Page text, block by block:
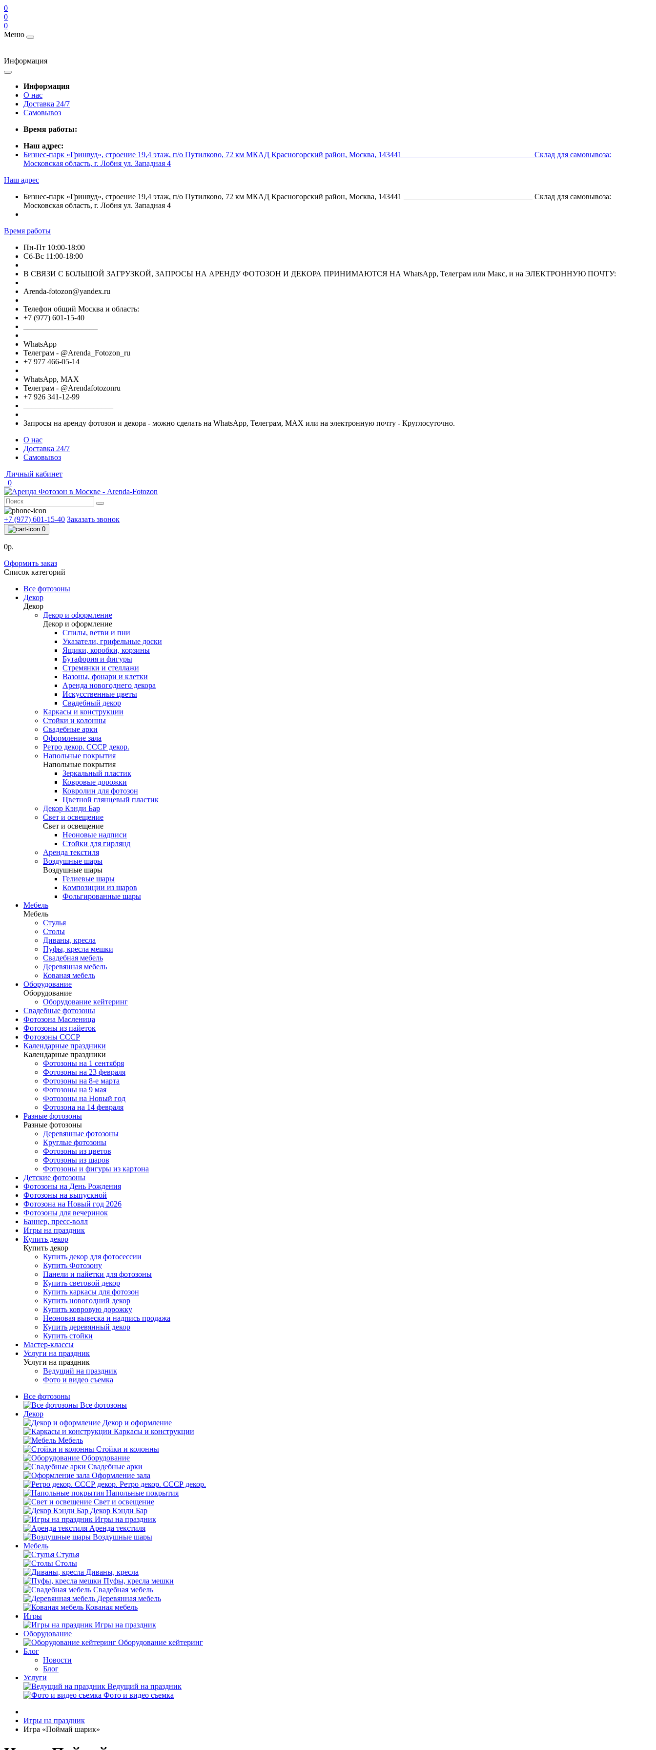
0
0
0
Меню
Информация
Информация
О нас
Доставка 24/7
Самовывоз
Время работы:
Наш адрес:
Бизнес-парк «Гринвуд», строение 19,4 этаж, п/о Путилково, 72 км МКАД Красногорский район, Москва, 143441 _________________________________ Склад для самовывоза:
Московская область, г. Лобня ул. Западная 4
Наш адрес
Бизнес-парк «Гринвуд», строение 19,4 этаж, п/о Путилково, 72 км МКАД Красногорский район, Москва, 143441 _________________________________ Склад для самовывоза:
Московская область, г. Лобня ул. Западная 4
Время работы
Пн-Пт 10:00-18:00
Сб-Вс 11:00-18:00
В СВЯЗИ С БОЛЬШОЙ ЗАГРУЗКОЙ, ЗАПРОСЫ НА АРЕНДУ ФОТОЗОН И ДЕКОРА ПРИНИМАЮТСЯ НА WhatsApp, Телеграм или Макс, и на ЭЛЕКТРОННУЮ ПОЧТУ:
Arenda-fotozon@yandex.ru
Телефон общий Москва и область:
+7 (977) 601-15-40
WhatsApp
Телеграм - @Arenda_Fotozon_ru
+7 977 466-05-14
WhatsApp, МАХ
Телеграм - @Arendafotozonru
+7 926 341-12-99
Запросы на аренду фотозон и декора - можно сделать на WhatsApp, Телеграм, МАХ или на электронную почту - Круглосуточно.
О нас
Доставка 24/7
Самовывоз
Личный кабинет
0
+7 (977) 601-15-40 Заказать звонок
0
0р.
Оформить заказ
Список категорий
Все фотозоны
Декор
Декор
Декор и оформление
Декор и оформление
Спилы, ветви и пни
Указатели, грифельные доски
Ящики, коробки, корзины
Бутафория и фигуры
Стремянки и стеллажи
Вазоны, фонари и клетки
Аренда новогоднего декора
Искусственные цветы
Свадебный декор
Каркасы и конструкции
Стойки и колонны
Свадебные арки
Оформление зала
Ретро декор. СССР декор.
Напольные покрытия
Напольные покрытия
Зеркальный пластик
Ковровые дорожки
Ковролин для фотозон
Цветной глянцевый пластик
Декор Кэнди Бар
Свет и освещение
Свет и освещение
Неоновые надписи
Стойки для гирлянд
Аренда текстиля
Воздушные шары
Воздушные шары
Гелиевые шары
Композиции из шаров
Фольгированные шары
Мебель
Мебель
Стулья
Столы
Диваны, кресла
Пуфы, кресла мешки
Свадебная мебель
Деревянная мебель
Кованая мебель
Оборудование
Оборудование
Оборудование кейтеринг
Свадебные фотозоны
Фотозона Масленица
Фотозоны из пайеток
Фотозоны СССР
Календарные праздники
Календарные праздники
Фотозоны на 1 сентября
Фотозоны на 23 февраля
Фотозоны на 8-е марта
Фотозоны на 9 мая
Фотозоны на Новый год
Фотозона на 14 февраля
Разные фотозоны
Разные фотозоны
Деревянные фотозоны
Круглые фотозоны
Фотозоны из цветов
Фотозоны из шаров
Фотозоны и фигуры из картона
Детские фотозоны
Фотозоны на День Рождения
Фотозоны на выпускной
Фотозона на Новый год 2026
Фотозоны для вечеринок
Баннер, пресс-волл
Игры на праздник
Купить декор
Купить декор
Купить декор для фотосессии
Купить Фотозону
Панели и пайетки для фотозоны
Купить световой декор
Купить каркасы для фотозон
Купить новогодний декор
Купить ковровую дорожку
Неоновая вывеска и надпись продажа
Купить деревянный декор
Купить стойки
Мастер-классы
Услуги на праздник
Услуги на праздник
Ведущий на праздник
Фото и видео съемка
Все фотозоны
Все фотозоны
Декор
Декор и оформление
Каркасы и конструкции
Мебель
Стойки и колонны
Оборудование
Свадебные арки
Оформление зала
Ретро декор. СССР декор.
Напольные покрытия
Свет и освещение
Декор Кэнди Бар
Игры на праздник
Аренда текстиля
Воздушные шары
Мебель
Стулья
Столы
Диваны, кресла
Пуфы, кресла мешки
Свадебная мебель
Деревянная мебель
Кованая мебель
Игры
Игры на праздник
Оборудование
Оборудование кейтеринг
Блог
Новости
Блог
Услуги
Ведущий на праздник
Фото и видео съемка
Игры на праздник
Игра «Поймай шарик»